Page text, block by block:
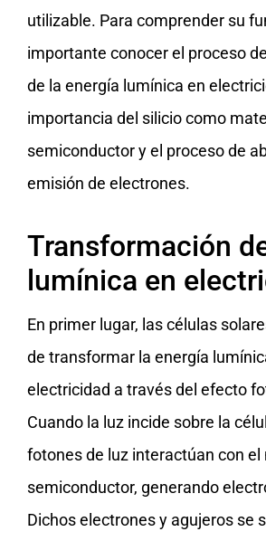
utilizable. Para comprender su
importante conocer el proceso
de la energía lumínica en
importancia del silicio como
semiconductor y el proceso de
emisión de electrones.
Transformación
lumínica en
En primer lugar, las células
de transformar la energía
electricidad a través del efecto
Cuando la luz incide sobre la
fotones de luz interactúan con el
semiconductor, generando
Dichos electrones y agujeros se